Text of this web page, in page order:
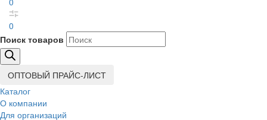
0
Поиск товаров
ОПТОВЫЙ ПРАЙС-ЛИСТ
Каталог
О компании
Для организаций